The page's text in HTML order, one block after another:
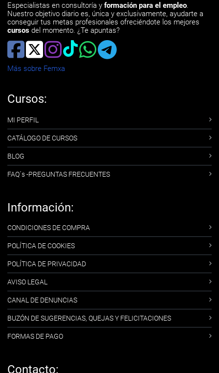
Especialistas en consultoría y formación para el empleo.
Nuestro objetivo diario es, única y exclusivamente, ayudarte a
conseguir tus metas profesionales ofreciéndote los mejores
cursos del momento. ¿Te apuntas?
Más sobre Femxa
Cursos:
MI PERFIL
CATÁLOGO DE CURSOS
BLOG
FAQ´s -PREGUNTAS FRECUENTES
Información:
CONDICIONES DE COMPRA
POLÍTICA DE COOKIES
POLÍTICA DE PRIVACIDAD
AVISO LEGAL
CANAL DE DENUNCIAS
BUZÓN DE SUGERENCIAS, QUEJAS Y FELICITACIONES
FORMAS DE PAGO
Contacto: